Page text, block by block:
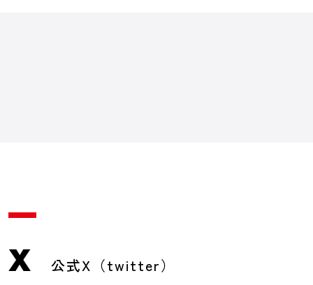
X 公式X（twitter）